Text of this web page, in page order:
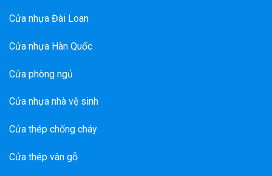
Cửa nhựa Đài Loan
Cửa nhựa Hàn Quốc
Cửa phòng ngủ
Cửa nhựa nhà vệ sinh
Cửa thép chống cháy
Cửa thép vân gỗ